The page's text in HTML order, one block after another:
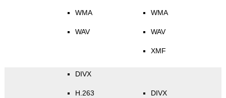
WMA
WAV
WMA
WAV
XMF
DIVX
H.263 DIVX